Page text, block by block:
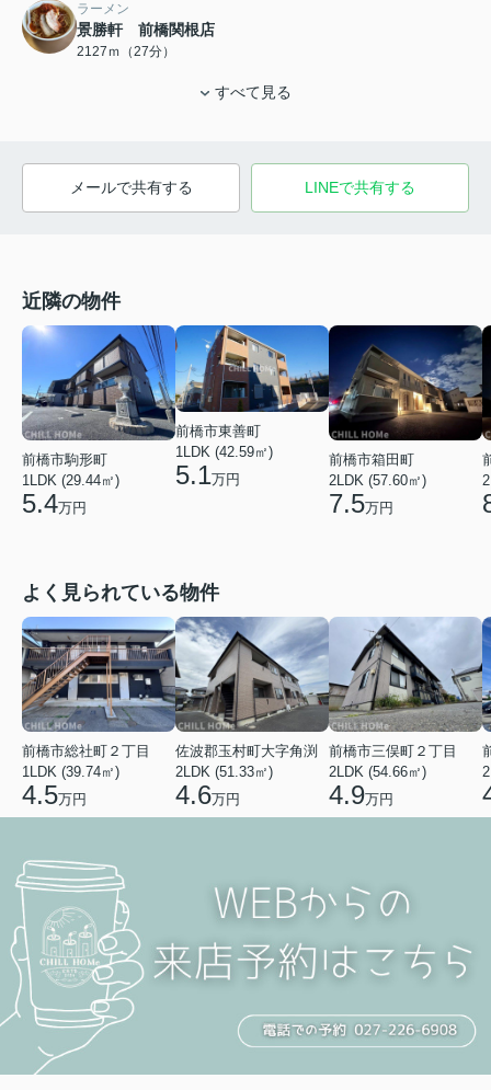
ラーメン
景勝軒 前橋関根店
2127ｍ（27分）
すべて見る
メールで共有する LINEで共有する
近隣の物件
前橋市駒形町
1LDK (29.44㎡)
5.4万円
前橋市東善町
1LDK (42.59㎡)
5.1万円
前橋市箱田町
2LDK (57.60㎡)
7.5万円
よく見られている物件
前橋市総社町２丁目
1LDK (39.74㎡)
4.5万円
佐波郡玉村町大字角渕
2LDK (51.33㎡)
4.6万円
前橋市三俣町２丁目
2LDK (54.66㎡)
4.9万円